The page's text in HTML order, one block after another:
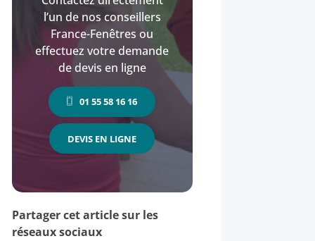
l’un de nos conseillers
France-Fenêtres ou
effectuez votre demande
de devis en ligne
01 55 58 16 16
DEVIS EN LIGNE
Partager cet article sur les
réseaux sociaux